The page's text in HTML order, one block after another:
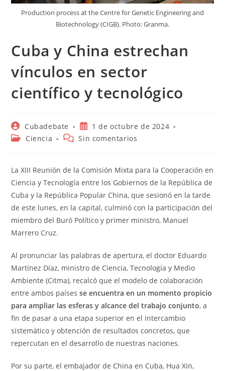
Production process at the Centre for Genetic Engineering and
Biotechnology (CIGB). Photo: Granma.
Cuba y China estrechan
vínculos en sector
científico y tecnológico
Autor
de
la
Cubadebate
Publicación
de
1 de octubre de 2024
Categoría
entrada:
Ciencia
Comentarios
entrada:
Sin comentarios
La XIII Reunión de la Comisión Mixta para la Cooperación en
Ciencia y Tecnología entre los Gobiernos de la República de
Cuba y la República Popular China, que sesionó en la tarde
de este lunes, en la capital, culminó con la participación del
miembro del Buró Político y primer ministro, Manuel
Marrero Cruz.
Al pronunciar las palabras de apertura, el doctor Eduardo
Martínez Díaz, ministro de Ciencia, Tecnología y Medio
Ambiente (Citma), recalcó que el modelo de colaboración
entre ambos paísesse encuentra en un momento propicio
para ampliar las esferas y alcance del trabajo conjunto, a
fin de pasar a una etapa superior en el intercambio
sistemático y obtención de resultados concretos, que
repercutan en el desarrollo de nuestras naciones.
Por su parte, el embajador de China en Cuba, Hua Xin,